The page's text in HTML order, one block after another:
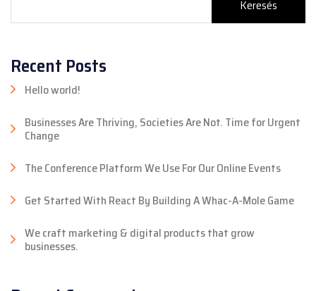
Keresés
Recent Posts
Hello world!
Businesses Are Thriving, Societies Are Not. Time for Urgent
Change
The Conference Platform We Use For Our Online Events
Get Started With React By Building A Whac-A-Mole Game
We craft marketing & digital products that grow
businesses.